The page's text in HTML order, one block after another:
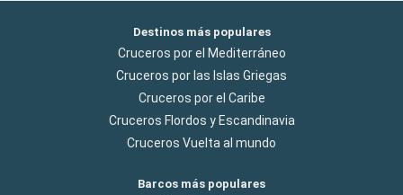
Destinos más populares
Cruceros por el Mediterráneo
Cruceros por las Islas Griegas
Cruceros por el Caribe
Cruceros Flordos y Escandinavia
Cruceros Vuelta al mundo
Barcos más populares